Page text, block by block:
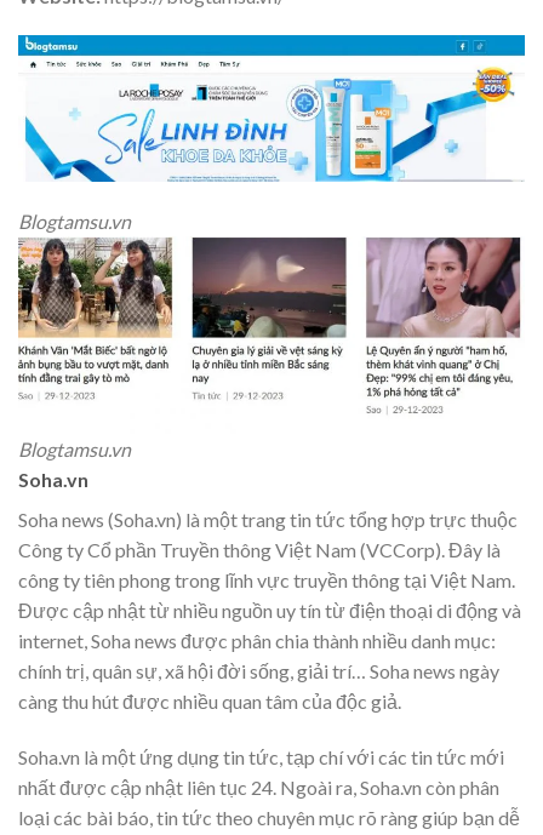
Blogtamsu.vn
Blogtamsu.vn
Soha.vn
Soha news (Soha.vn) là một trang tin tức tổng hợp trực thuộc
Công ty Cổ phần Truyền thông Việt Nam (VCCorp). Đây là
công ty tiên phong trong lĩnh vực truyền thông tại Việt Nam.
Được cập nhật từ nhiều nguồn uy tín từ điện thoại di động và
internet, Soha news được phân chia thành nhiều danh mục:
chính trị, quân sự, xã hội đời sống, giải trí… Soha news ngày
càng thu hút được nhiều quan tâm của độc giả.
Soha.vn là một ứng dụng tin tức, tạp chí với các tin tức mới
nhất được cập nhật liên tục 24. Ngoài ra, Soha.vn còn phân
loại các bài báo, tin tức theo chuyên mục rõ ràng giúp bạn dễ